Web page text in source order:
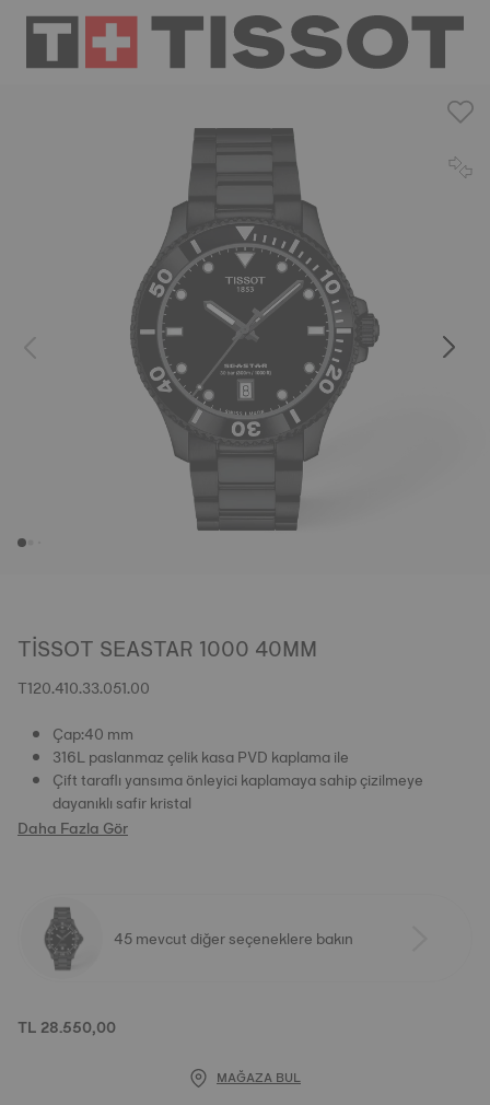
TISSOT SEASTAR 1000 40MM
T120.410.33.051.00
Çap:40 mm
316L paslanmaz çelik kasa PVD kaplama ile
Çift taraflı yansıma önleyici kaplamaya sahip çizilmeye
dayanıklı safir kristal
Daha Fazla Gör
45 mevcut diğer seçeneklere bakın
TL 28.550,00
MAĞAZA BUL